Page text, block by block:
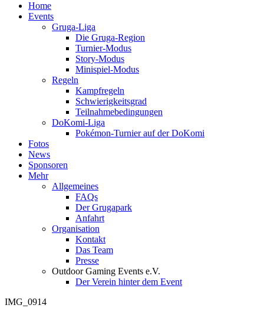
Home
Events
Gruga-Liga
Die Gruga-Region
Turnier-Modus
Story-Modus
Minispiel-Modus
Regeln
Kampfregeln
Schwierigkeitsgrad
Teilnahmebedingungen
DoKomi-Liga
Pokémon-Turnier auf der DoKomi
Fotos
News
Sponsoren
Mehr
Allgemeines
FAQs
Der Grugapark
Anfahrt
Organisation
Kontakt
Das Team
Presse
Outdoor Gaming Events e.V.
Der Verein hinter dem Event
IMG_0914